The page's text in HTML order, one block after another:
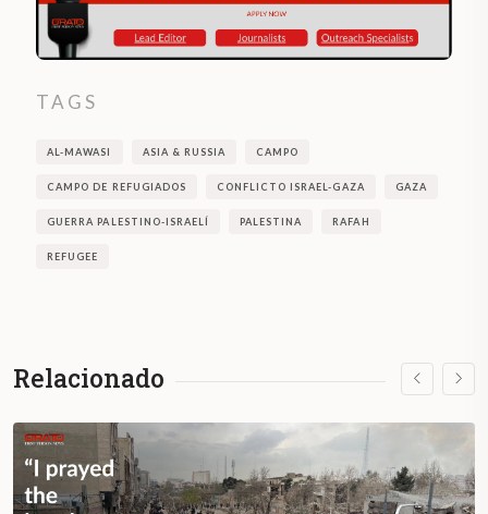
TAGS
AL-MAWASI ASIA & RUSSIA CAMPO
CAMPO DE REFUGIADOS CONFLICTO ISRAEL-GAZA GAZA
GUERRA PALESTINO-ISRAELÍ PALESTINA RAFAH
REFUGEE
Relacionado